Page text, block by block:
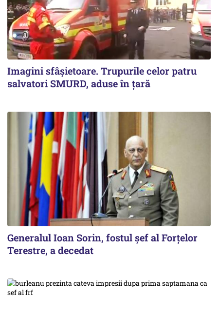
Imagini sfâșietoare. Trupurile celor patru
salvatori SMURD, aduse în țară
Generalul Ioan Sorin, fostul șef al Forțelor
Terestre, a decedat